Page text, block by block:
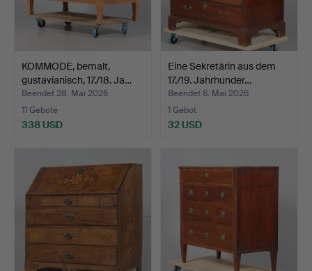
KOMMODE, bemalt,
gustavianisch, 17./18. Ja…
Beendet 28. Mai 2026
11 Gebote
338 USD
Eine Sekretärin aus dem
17./19. Jahrhunder…
Beendet 6. Mai 2026
1 Gebot
32 USD